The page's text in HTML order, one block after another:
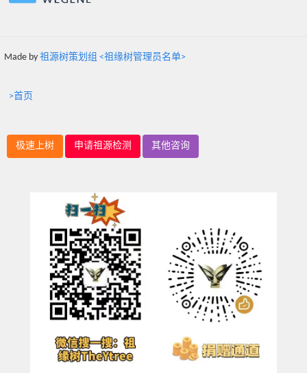
Made by 祖源树策划组 <祖缘树管理员名单>
>首页
极速上树 申请祖源检测 其他咨询